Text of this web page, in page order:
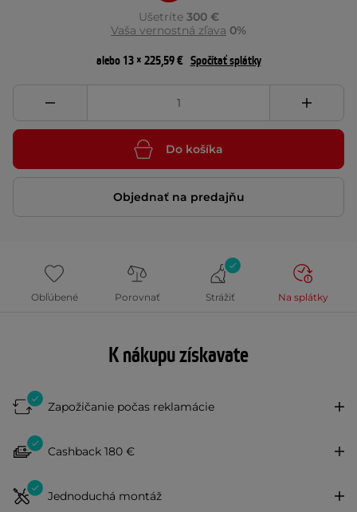
Ušetríte 300 €
Vaša vernostná zľava 0%
alebo 13 × 225,59 € Spočítať splátky
Do košíka
Objednať na predajňu
Obľúbené Porovnať Strážiť Na splátky
K nákupu získavate
Zapožičanie počas reklamácie
Cashback 180 €
Jednoduchá montáž